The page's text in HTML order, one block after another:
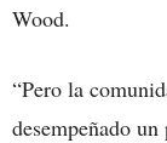
Wood.
“Pero la
desempeñado